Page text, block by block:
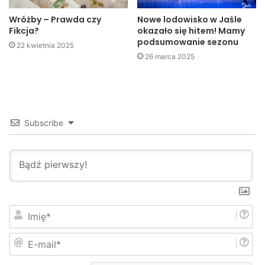
Wróżby – Prawda czy
Fikcja?
22 kwietnia 2025
Nowe lodowisko w Jaśle
okazało się hitem! Mamy
podsumowanie sezonu
26 marca 2025
Subscribe
i
m